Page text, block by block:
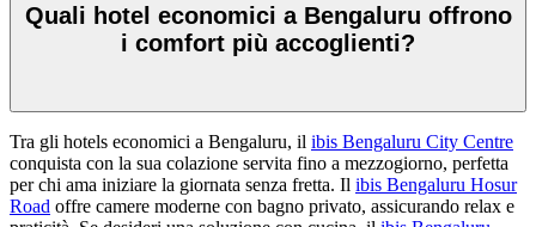
Quali hotel economici a Bengaluru offrono
i comfort più accoglienti?
Tra gli hotels economici a Bengaluru, il ibis Bengaluru City Centre
conquista con la sua colazione servita fino a mezzogiorno, perfetta
per chi ama iniziare la giornata senza fretta. Il ibis Bengaluru Hosur
Road offre camere moderne con bagno privato, assicurando relax e